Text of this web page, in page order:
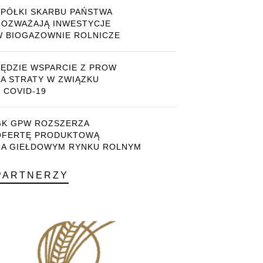
SKARBU PAŃSTWA
INWESTYCJE
BIOGAZOWNIE ROLNICZE
WSPARCIE Z PROW
STRATY W ZWIĄZKU
COVID-19
GPW ROZSZERZA
PRODUKTOWĄ
GIEŁDOWYM RYNKU ROLNYM